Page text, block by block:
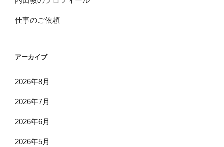
仕事のご依頼
アーカイブ
2026年8月
2026年7月
2026年6月
2026年5月